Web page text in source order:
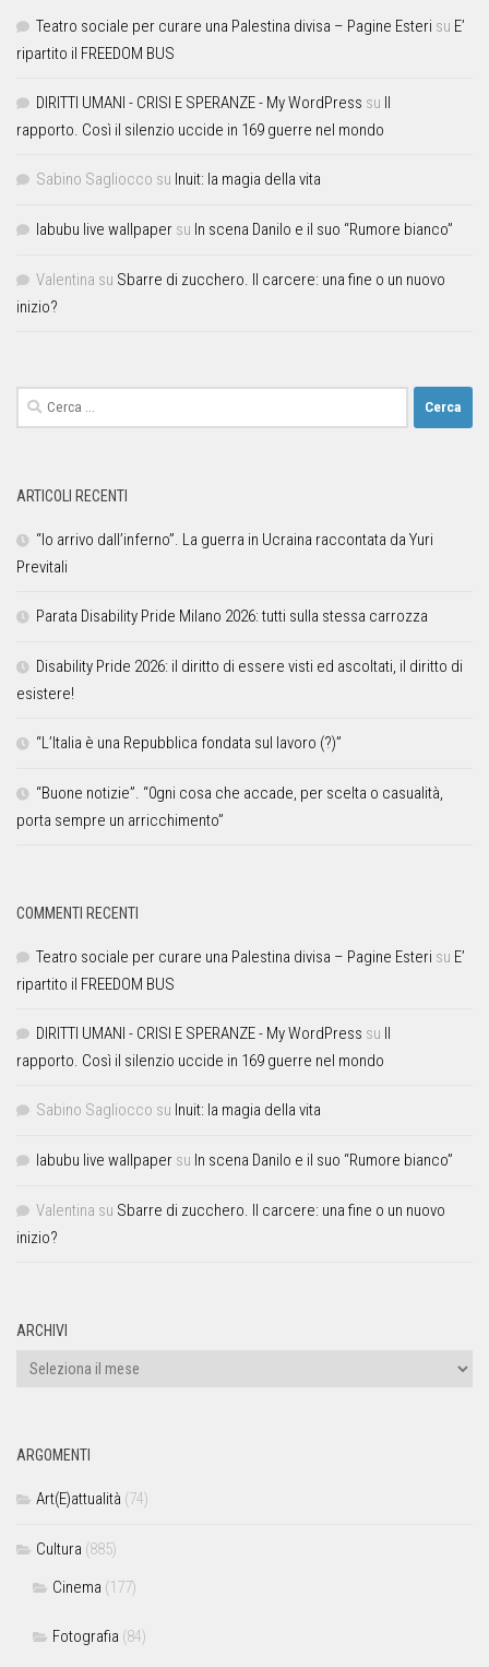
Teatro sociale per curare una Palestina divisa – Pagine Esteri su E’
ripartito il FREEDOM BUS
DIRITTI UMANI - CRISI E SPERANZE - My WordPress su Il
rapporto. Così il silenzio uccide in 169 guerre nel mondo
Sabino Sagliocco su Inuit: la magia della vita
labubu live wallpaper su In scena Danilo e il suo “Rumore bianco”
Valentina su Sbarre di zucchero. Il carcere: una fine o un nuovo
inizio?
ARTICOLI RECENTI
“Io arrivo dall’inferno”. La guerra in Ucraina raccontata da Yuri
Previtali
Parata Disability Pride Milano 2026: tutti sulla stessa carrozza
Disability Pride 2026: il diritto di essere visti ed ascoltati, il diritto di
esistere!
“L’Italia è una Repubblica fondata sul lavoro (?)”
“Buone notizie”. “0gni cosa che accade, per scelta o casualità,
porta sempre un arricchimento”
COMMENTI RECENTI
Teatro sociale per curare una Palestina divisa – Pagine Esteri su E’
ripartito il FREEDOM BUS
DIRITTI UMANI - CRISI E SPERANZE - My WordPress su Il
rapporto. Così il silenzio uccide in 169 guerre nel mondo
Sabino Sagliocco su Inuit: la magia della vita
labubu live wallpaper su In scena Danilo e il suo “Rumore bianco”
Valentina su Sbarre di zucchero. Il carcere: una fine o un nuovo
inizio?
ARCHIVI
ARGOMENTI
Art(E)attualità (74)
Cultura (885)
Cinema (177)
Fotografia (84)